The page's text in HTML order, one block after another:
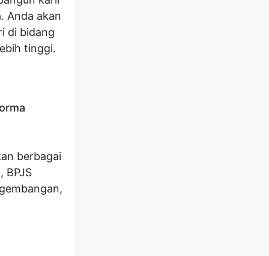
Anda akan
di bidang
tinggi.
berbagai
BPJS